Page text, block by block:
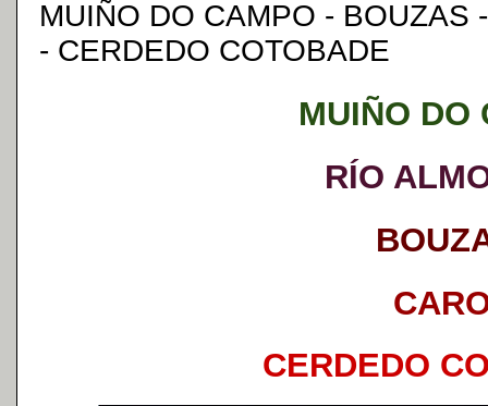
MUIÑO DO CAMPO - BOUZAS
- CERDEDO COTOBADE
MUIÑO DO
RÍO
CERDEDO